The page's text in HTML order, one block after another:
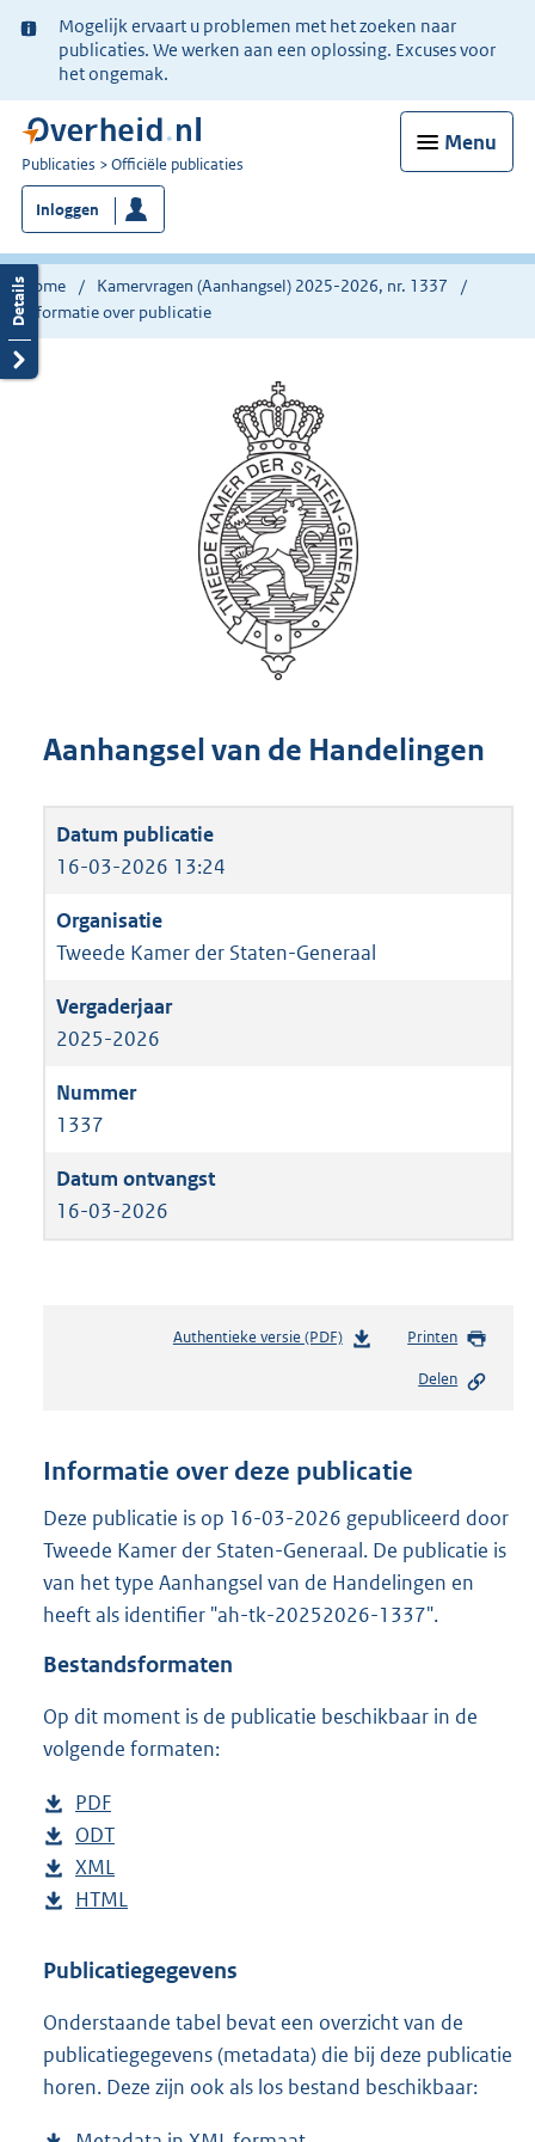
Ter
informatie:
Mogelijk ervaart u problemen met het zoeken naar
publicaties. We werken aan een oplossing. Excuses voor
het ongemak.
Menu
U
bent
nu
hier:
Publicaties Officiële publicaties
Inloggen
Home
Kamervragen (Aanhangsel) 2025-2026, nr. 1337
Informatie over publicatie
Aanhangsel van de Handelingen
16-03-2026 13:24
Tweede Kamer der Staten-Generaal
2025-2026
1337
16-03-2026
Authentieke versie (PDF)b
n
s
r
o
o
:
Printen
Delen
Informatie over deze publicatie
Deze publicatie is op 16-03-2026 gepubliceerd door
Tweede Kamer der Staten-Generaal. De publicatie is
van het type Aanhangsel van de Handelingen en
heeft als identifier "ah-tk-20252026-1337".
Bestandsformaten
Op dit moment is de publicatie beschikbaar in de
volgende formaten:
D
o
w
n
o
d
p
u
PDF
e
s
t
n
s
g
r
D
o
w
l
a
d
p
ODT
s
a
d
s
g
D
o
n
o
a
d
XML
e
t
n
d
s
D
w
l
o
a
HTML
s
a
n
d
Publicatiegegevens
Onderstaande tabel bevat een overzicht van de
publicatiegegevens (metadata) die bij deze publicatie
horen. Deze zijn ook als los bestand beschikbaar: